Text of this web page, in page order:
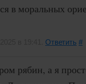
в моральных
Ответить #
рябин, а я